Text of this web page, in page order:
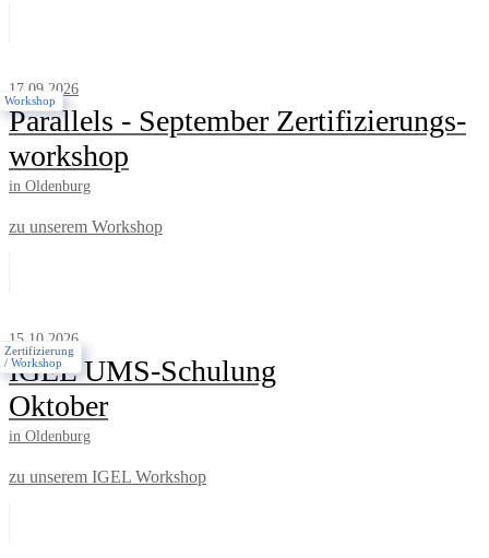
17.09.2026
Parallels - September Zertifizierungs­
workshop
in Oldenburg
zu unserem Workshop
Workshop
15.10.2026
IGEL UMS-Schulung
Oktober
in Oldenburg
zu unserem IGEL Workshop
Zertifizierung
/ Workshop